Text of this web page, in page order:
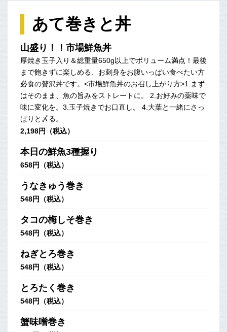
あて巻きと丼
山盛り！！市場鮮魚丼
厚焼き玉子入り＆総重量650g以上でボリューム満点！最後
まで飽きずに楽しめる、お刺身をお腹いっぱい食べたい方
必食の贅沢丼です。<市場鮮魚丼のお召し上がり方>1.まず
はそのまま、魚の旨みをストレートに。 2.お好みの薬味で
味に変化を。3.玉子焼きでお口直し。 4.大葉と一緒にさっ
ぱりと〆る。
2,198円（税込）
本日の鮮魚3種握り
658円（税込）
うなきゅう巻き
548円（税込）
タコの梅しそ巻き
548円（税込）
ねぎとろ巻き
548円（税込）
とろたく巻き
548円（税込）
蟹味噌巻き